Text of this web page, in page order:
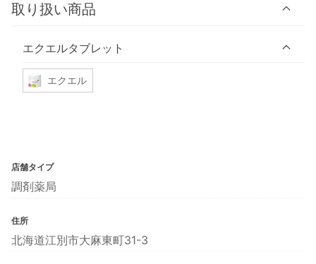
取り扱い商品
エクエルタブレット
エクエル
店舗タイプ
調剤薬局
住所
北海道江別市大麻東町31-3